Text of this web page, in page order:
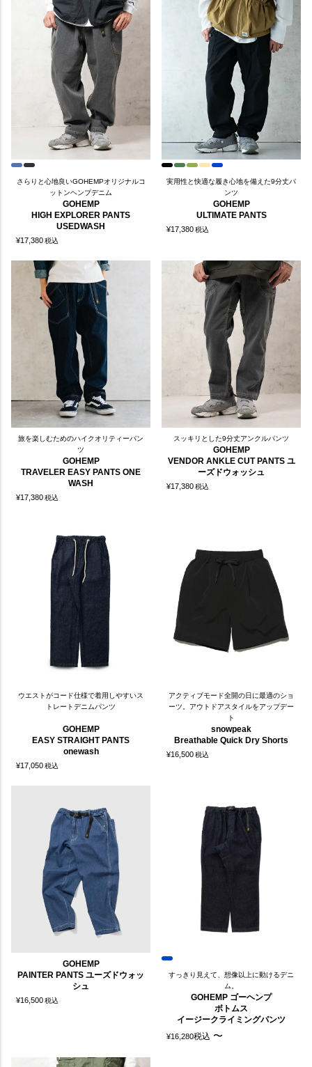
さらりと心地良いGOHEMPオリジナルコ
ットンヘンプデニム
GOHEMP
HIGH EXPLORER PANTS
USEDWASH
¥17,380税込
実用性と快適な履き心地を備えた9分丈パ
ンツ
GOHEMP
ULTIMATE PANTS
¥17,380税込
旅を楽しむためのハイクオリティーパン
ツ
GOHEMP
TRAVELER EASY PANTS ONE
WASH
¥17,380税込
スッキリとした9分丈アンクルパンツ
GOHEMP
VENDOR ANKLE CUT PANTS ユ
ーズドウォッシュ
¥17,380税込
ウエストがコード仕様で着用しやすいス
トレートデニムパンツ
GOHEMP
EASY STRAIGHT PANTS
onewash
¥17,050税込
アクティブモード全開の日に最適のショ
ーツ。アウトドアスタイルをアップデー
ト
snowpeak
Breathable Quick Dry Shorts
¥16,500税込
GOHEMP
PAINTER PANTS ユーズドウォッ
シュ
¥16,500税込
すっきり見えて、想像以上に動けるデニ
ム。
GOHEMP ゴーヘンプ
ボトムス
イージークライミングパンツ
¥16,280税込 〜